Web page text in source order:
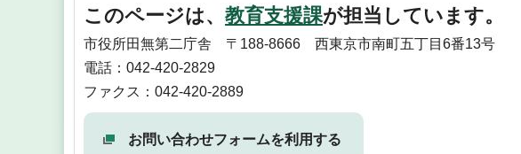
このページは、 教育支援課が担当しています。
市役所田無第二庁舎 〒188-8666 西東京市南町五丁目6番13号
電話：042-420-2829
ファクス：042-420-2889
お問い合わせフォームを利用する